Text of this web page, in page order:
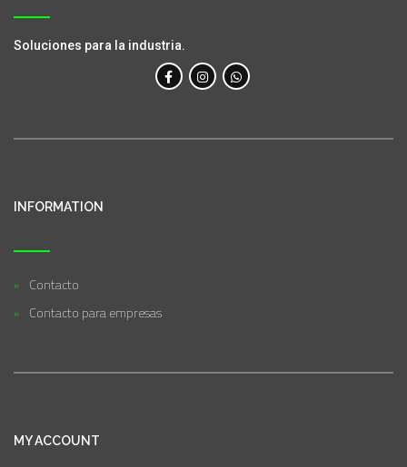
Soluciones para la industria.
INFORMATION
Contacto
Contacto para empresas
MY ACCOUNT